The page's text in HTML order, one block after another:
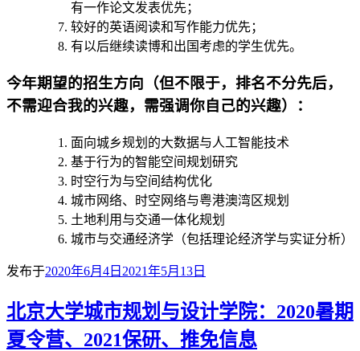
有一作论文发表优先；
较好的英语阅读和写作能力优先；
有以后继续读博和出国考虑的学生优先。
今年期望的招生方向（但不限于，排名不分先后，
不需迎合我的兴趣，需强调你自己的兴趣）：
面向城乡规划的大数据与人工智能技术
基于行为的智能空间规划研究
时空行为与空间结构优化
城市网络、时空网络与粤港澳湾区规划
土地利用与交通一体化规划
城市与交通经济学（包括理论经济学与实证分析）
发布于2020年6月4日 2021年5月13日
北京大学城市规划与设计学院：2020暑期
夏令营、2021保研、推免信息